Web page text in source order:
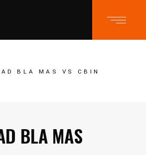
BLA MAS VS CBIN
BLA MAS